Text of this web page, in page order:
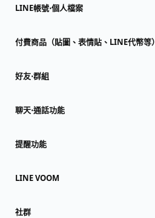
LINE帳號⋅個人檔案
付費商品（貼圖、表情貼、LINE代幣等）
好友⋅群組
聊天⋅通話功能
提醒功能
LINE VOOM
社群